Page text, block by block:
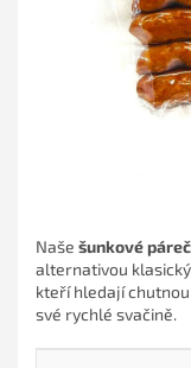
Naše šunkové
alternativou
kteří hledají
své rychlé svačině.